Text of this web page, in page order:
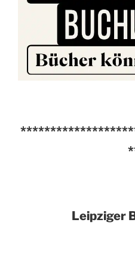
Leipziger